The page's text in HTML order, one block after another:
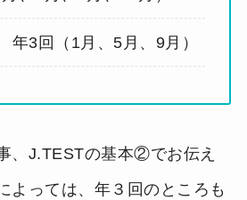
3回（1月、5月、9月）
、J.TESTの基本②でお伝え
よっては、年３回のところも